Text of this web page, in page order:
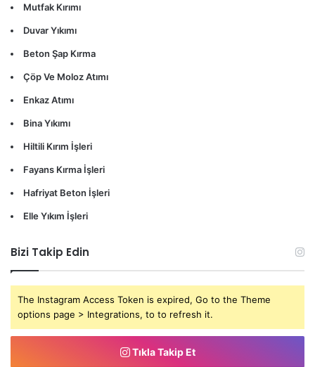
Mutfak Kırımı
Duvar Yıkımı
Beton Şap Kırma
Çöp Ve Moloz Atımı
Enkaz Atımı
Bina Yıkımı
Hiltili Kırım İşleri
Fayans Kırma İşleri
Hafriyat Beton İşleri
Elle Yıkım İşleri
Bizi Takip Edin
The Instagram Access Token is expired, Go to the Theme
options page > Integrations, to to refresh it.
Tıkla Takip Et